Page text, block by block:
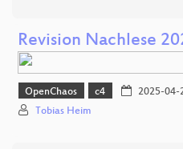
Revision Nachlese
OpenChaos c4 2025-04-
Tobias Heim